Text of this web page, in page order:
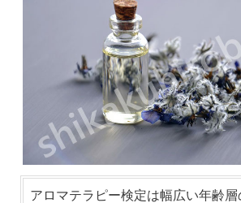
アロマテラピー検定は幅広い年齢